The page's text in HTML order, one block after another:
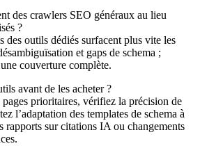
des crawlers SEO généraux au lieu
?
des outils dédiés surfacent plus vite les
et gaps de schema ;
couverture complète.
avant de les acheter ?
prioritaires, vérifiez la précision de
l’adaptation des templates de schema à
rapports sur citations IA ou changements